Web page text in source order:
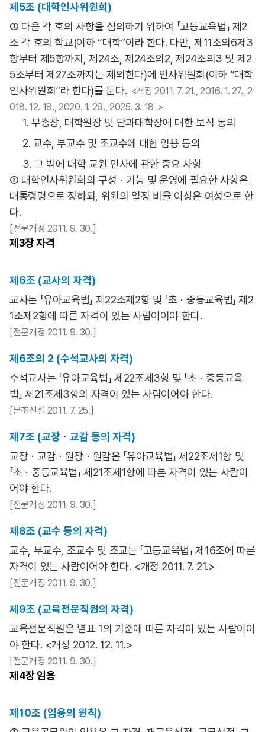
제5조 (대학인사위원회)
① 다음 각 호의 사항을 심의하기 위하여 「고등교육법」 제2
조 각 호의 학교(이하 “대학”이라 한다. 다만, 제11조의6제3
항부터 제5항까지, 제24조, 제24조의2, 제24조의3 및 제2
5조부터 제27조까지는 제외한다)에 인사위원회(이하 “대학
인사위원회”라 한다)를 둔다. <개정 2011. 7. 21., 2016. 1. 27., 2
018. 12. 18., 2020. 1. 29., 2025. 3. 18 .>
1. 부총장, 대학원장 및 단과대학장에 대한 보직 동의
2. 교수, 부교수 및 조교수에 대한 임용 동의
3. 그 밖에 대학 교원 인사에 관한 중요 사항
② 대학인사위원회의 구성ㆍ기능 및 운영에 필요한 사항은
대통령령으로 정하되, 위원의 일정 비율 이상은 여성으로 한
다.
[전문개정 2011. 9. 30.]
제3장자격
제6조 (교사의 자격)
교사는 「유아교육법」 제22조제2항 및 「초ㆍ중등교육법」 제2
1조제2항에 따른 자격이 있는 사람이어야 한다.
[전문개정 2011. 9. 30.]
제6조의 2 (수석교사의 자격)
수석교사는 「유아교육법」 제22조제3항 및 「초ㆍ중등교육
법」 제21조제3항의 자격이 있는 사람이어야 한다.
[본조신설 2011. 7. 25.]
제7조 (교장ㆍ교감 등의 자격)
교장ㆍ교감ㆍ원장ㆍ원감은 「유아교육법」 제22조제1항 및
「초ㆍ중등교육법」 제21조제1항에 따른 자격이 있는 사람이
어야 한다.
[전문개정 2011. 9. 30.]
제8조 (교수 등의 자격)
교수, 부교수, 조교수 및 조교는 「고등교육법」 제16조에 따른
자격이 있는 사람이어야 한다. <개정 2011. 7. 21.>
[전문개정 2011. 9. 30.]
제9조 (교육전문직원의 자격)
교육전문직원은 별표 1의 기준에 따른 자격이 있는 사람이어
야 한다. <개정 2012. 12. 11.>
[전문개정 2011. 9. 30.]
제4장임용
제10조 (임용의 원칙)